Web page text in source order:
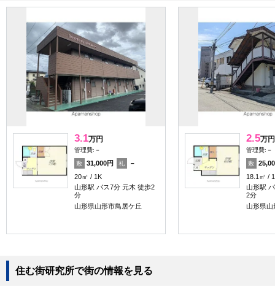
3.1万円
管理費:－
敷 31,000円 礼
－
20㎡
1K
山形駅 バス7分 元木 徒歩2
分
山形県山形市鳥居ケ丘
2.5万円
管理費:－
敷
18.1㎡
山形駅
2分
山形県山
住む街研究所で街の情報を見る